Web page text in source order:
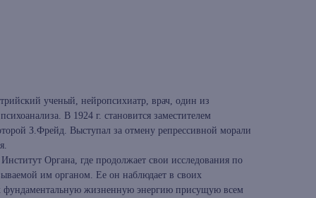
ученый, нейропсихиатр, врач, один из
В 1924 г. становится заместителем
З.Фрейд. Выступал за отмену репрессивной морали
Органа, где продолжает свои исследования по
им органом. Ее он наблюдает в своих
фундаментальную жизненную энергию присущую всем